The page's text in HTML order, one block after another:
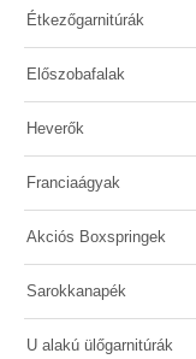
Étkezőgarnitúrák
Előszobafalak
Heverők
Franciaágyak
Akciós Boxspringek
Sarokkanapék
U alakú ülőgarnitúrák